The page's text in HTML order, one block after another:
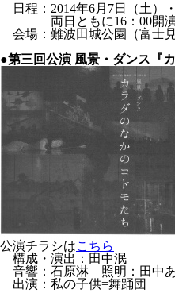
日程：2014年6月7日（土）・
両日ともに16：00開
会場：難波田城公園（富士見
●第三回公演 風景・ダンス『
公演チラシはこちら
構成・演出：田中泯
音響：石原淋 照明：田中
出演：私の子供=舞踊団